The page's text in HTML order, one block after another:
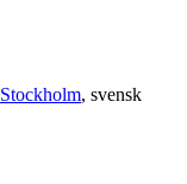
Stockholm, svensk